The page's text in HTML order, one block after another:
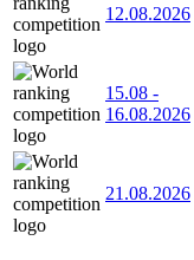
12.08.2026
15.08 -
16.08.2026
21.08.2026